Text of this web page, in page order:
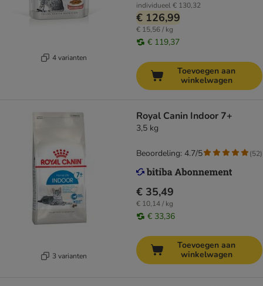
4 varianten
individueel€ 130,32
€ 126,99
€ 15,56 / kg
€ 119,37
Toevoegen aan
winkelwagen
3 varianten
Royal Canin Indoor 7+
3,5 kg
€ 35,49
€ 10,14 / kg
€ 33,36
Beoordeling: 4.7/5 (52)
Toevoegen aan
winkelwagen